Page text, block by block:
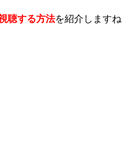
聴する方法を紹介しますね